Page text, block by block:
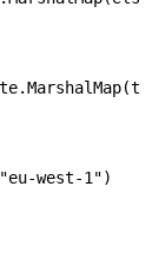
west-1")